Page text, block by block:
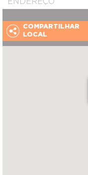
COMPARTILHAR
LOCAL